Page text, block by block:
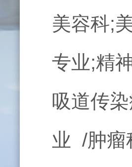
美容科;
专业;精
吸道传
业 /肿瘤